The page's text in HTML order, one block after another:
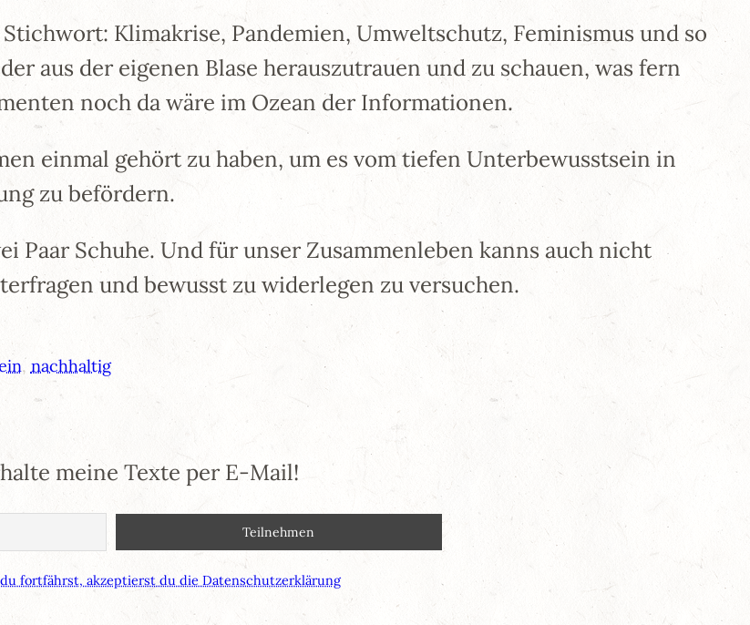
Klimakrise, Pandemien, Umweltschutz, Feminismus und so
aus der eigenen Blase herauszutrauen und zu schauen, was fern
noch da wäre im Ozean der Informationen.
einmal gehört zu haben, um es vom tiefen Unterbewusstsein in
zu befördern.
Paar Schuhe. Und für unser Zusammenleben kanns auch nicht
und bewusst zu widerlegen zu versuchen.
, nachhaltig
meine Texte per E-Mail!
fortfährst, akzeptierst du die Datenschutzerklärung